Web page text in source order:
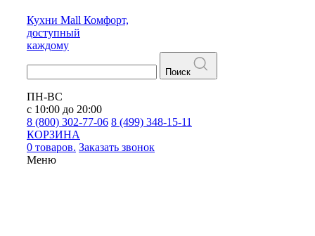
Кухни Mall Комфорт,
доступный
каждому
Поиск
ПН-ВС
с 10:00 до 20:00
8 (800) 302-77-06 8 (499) 348-15-11
КОРЗИНА
0 товаров. Заказать звонок
Меню